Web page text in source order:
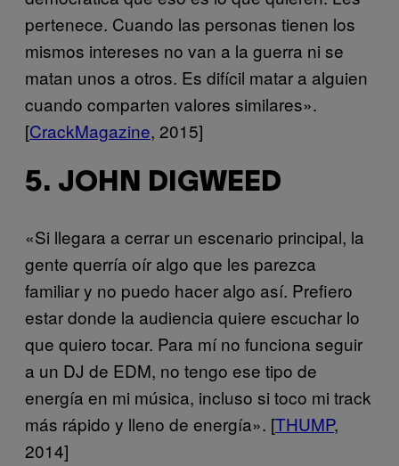
pertenece. Cuando las personas tienen los
mismos intereses no van a la guerra ni se
matan unos a otros. Es difícil matar a alguien
cuando comparten valores similares».
[CrackMagazine, 2015]
5. JOHN DIGWEED
«Si llegara a cerrar un escenario principal, la
gente querría oír algo que les parezca
familiar y no puedo hacer algo así. Prefiero
estar donde la audiencia quiere escuchar lo
que quiero tocar. Para mí no funciona seguir
a un DJ de EDM, no tengo ese tipo de
energía en mi música, incluso si toco mi track
más rápido y lleno de energía». [THUMP,
2014]